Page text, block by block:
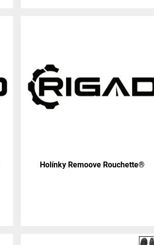
Holínky Remoove Rouchette®